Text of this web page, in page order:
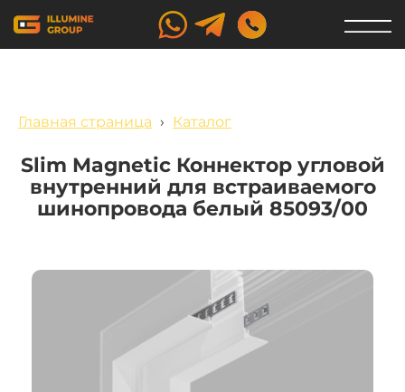
Главная страница › Каталог
Slim Magnetic Коннектор угловой
внутренний для встраиваемого
шинопровода белый 85093/00